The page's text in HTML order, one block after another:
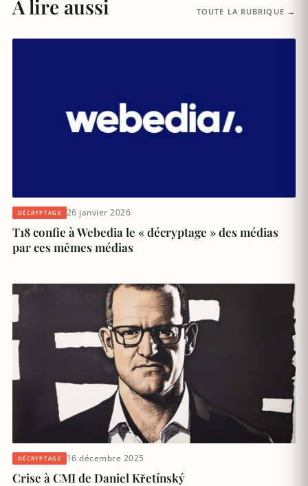
À lire aussi TOUTE LA RUBRIQUE →
DÉCRYPTAGE 26 janvier 2026
T18 confie à Webedia le « décryptage » des médias
par ces mêmes médias
DÉCRYPTAGE 16 décembre 2025
Crise à CMI de Daniel Křetínský